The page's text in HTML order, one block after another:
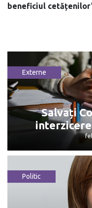
beneficiul
Externe
Salvați
Salvați
Politic